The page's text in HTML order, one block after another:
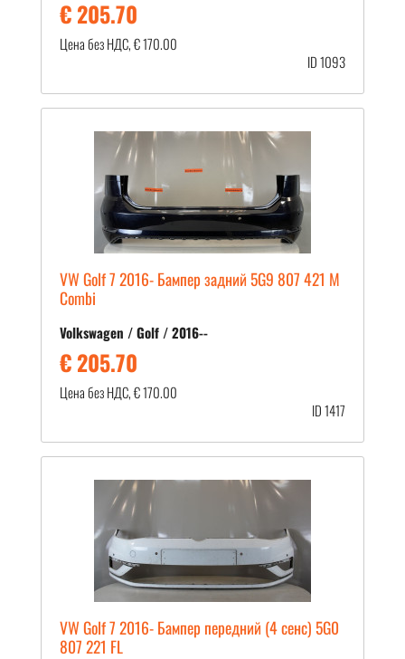
€ 205.70
Цена без НДС, € 170.00
ID 1093
VW Golf 7 2016- Бампер задний 5G9 807 421 M
Combi
Volkswagen / Golf / 2016--
€ 205.70
Цена без НДС, € 170.00
ID 1417
VW Golf 7 2016- Бампер передний (4 сенс) 5G0
807 221 FL